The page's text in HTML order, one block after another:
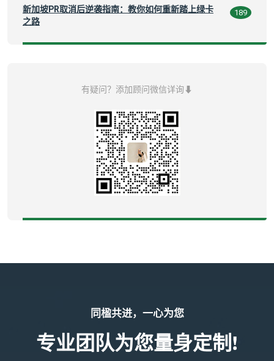
新加坡PR取消后逆袭指南：教你如何重新踏上绿卡
之路
189
有疑问？添加顾问微信详询⬇
同楹共进，一心为您
专业团队为您量身定制!